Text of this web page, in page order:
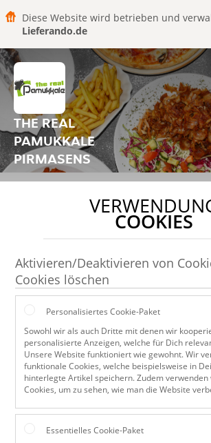
Diese Website wird betrieben und
Lieferando.de
THE REAL
PAMUKKALE
PIRMASENS
COOKIES
Aktivieren/Deaktivieren von
Cookies löschen
Personalisiertes Cookie-Paket
Sowohl wir als auch Dritte mit denen wir
personalisierte Anzeigen, welche für Dich
Unsere Website funktioniert wie gewohnt. Wir
funktionale Cookies, welche beispielsweise in
hinterlegte Artikel speichern. Zudem verwenden
Cookies, um zu sehen, wie man die Website
Essentielles Cookie-Paket